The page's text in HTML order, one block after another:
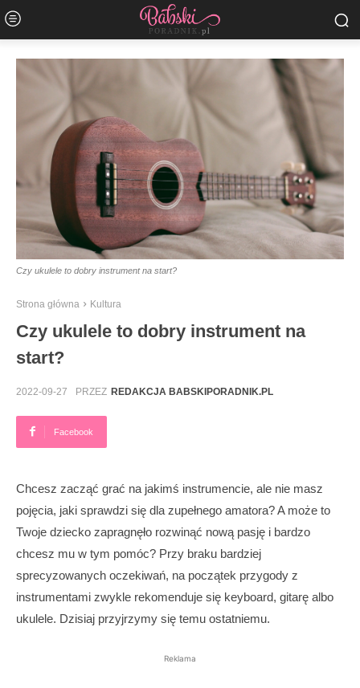
Czy ukulele to dobry instrument na start?
Strona główna Kultura
Czy ukulele to dobry instrument na
start?
2022-09-27 PRZEZ REDAKCJA BABSKIPORADNIK.PL
Facebook
Chcesz zacząć grać na jakimś instrumencie, ale nie masz
pojęcia, jaki sprawdzi się dla zupełnego amatora? A może to
Twoje dziecko zapragnęło rozwinąć nową pasję i bardzo
chcesz mu w tym pomóc? Przy braku bardziej
sprecyzowanych oczekiwań, na początek przygody z
instrumentami zwykle rekomenduje się keyboard, gitarę albo
ukulele. Dzisiaj przyjrzymy się temu ostatniemu.
Reklama